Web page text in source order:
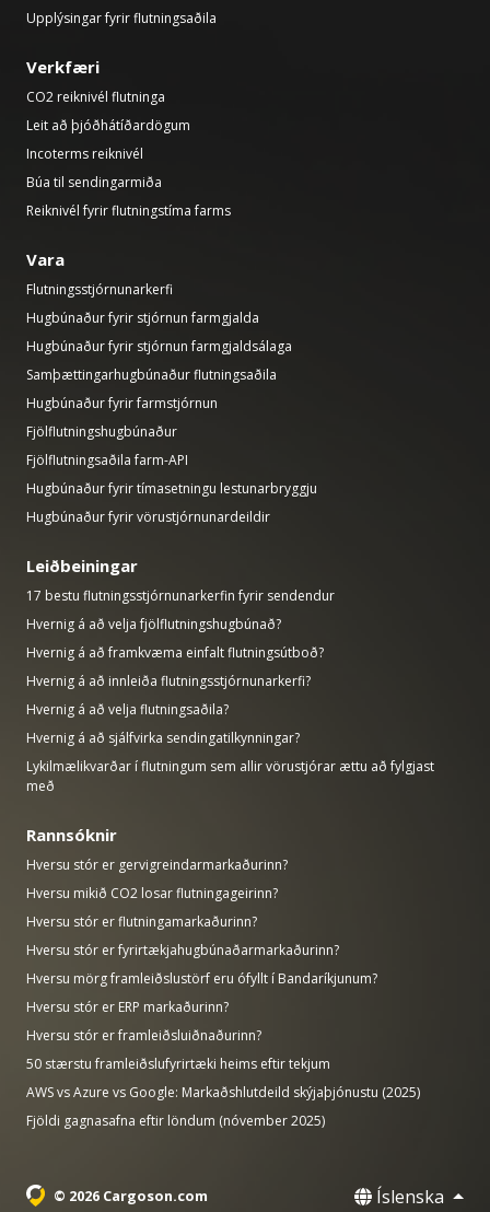
Upplýsingar fyrir flutningsaðila
Verkfæri
CO2 reiknivél flutninga
Leit að þjóðhátíðardögum
Incoterms reiknivél
Búa til sendingarmiða
Reiknivél fyrir flutningstíma farms
Vara
Flutningsstjórnunarkerfi
Hugbúnaður fyrir stjórnun farmgjalda
Hugbúnaður fyrir stjórnun farmgjaldsálaga
Samþættingarhugbúnaður flutningsaðila
Hugbúnaður fyrir farmstjórnun
Fjölflutningshugbúnaður
Fjölflutningsaðila farm-API
Hugbúnaður fyrir tímasetningu lestunarbryggju
Hugbúnaður fyrir vörustjórnunardeildir
Leiðbeiningar
17 bestu flutningsstjórnunarkerfin fyrir sendendur
Hvernig á að velja fjölflutningshugbúnað?
Hvernig á að framkvæma einfalt flutningsútboð?
Hvernig á að innleiða flutningsstjórnunarkerfi?
Hvernig á að velja flutningsaðila?
Hvernig á að sjálfvirka sendingatilkynningar?
Lykilmælikvarðar í flutningum sem allir vörustjórar ættu að fylgjast
með
Rannsóknir
Hversu stór er gervigreindarmarkaðurinn?
Hversu mikið CO2 losar flutningageirinn?
Hversu stór er flutningamarkaðurinn?
Hversu stór er fyrirtækjahugbúnaðarmarkaðurinn?
Hversu mörg framleiðslustörf eru ófyllt í Bandaríkjunum?
Hversu stór er ERP markaðurinn?
Hversu stór er framleiðsluiðnaðurinn?
50 stærstu framleiðslufyrirtæki heims eftir tekjum
AWS vs Azure vs Google: Markaðshlutdeild skýjaþjónustu (2025)
Fjöldi gagnasafna eftir löndum (nóvember 2025)
© 2026 Cargoson.com Íslenska